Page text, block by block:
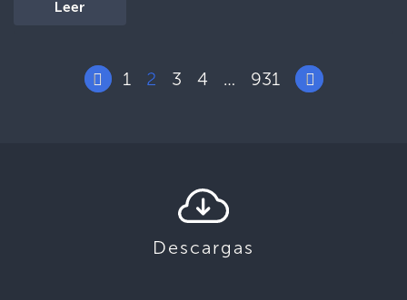
Leer
1 2 3 4 … 931
Descargas